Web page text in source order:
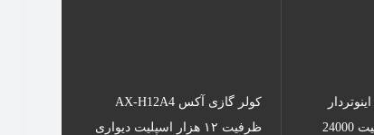
کولر گازی آکس AX-H12A4
ظرفیت ۱۲ هزار اسپلیت دیواری